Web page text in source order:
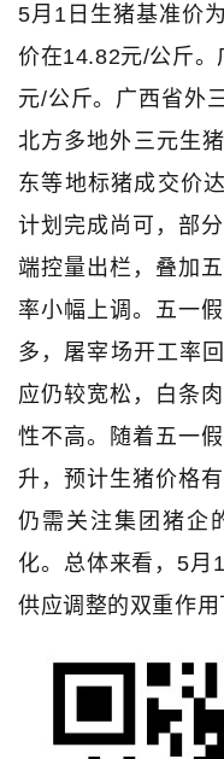
5月1日生猪基准价
价在14.82元/公斤
元/公斤。广西省外
北方多地外三元生
东等地标猪成交价
计划完成尚可，部
端控量出栏，叠加
率小幅上调。五一
多，屠宰场开工率
应仍较宽松，白条
性不高。随着五一
升，预计生猪价格
仍需关注集团猪企
化。总体来看，5月
供应调整的双重作用